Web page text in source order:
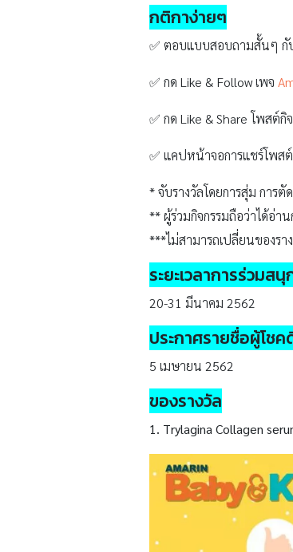
กติกาง่ายๆ
✅ ตอบแบบสอบถามสั้นๆ กั
✅ กด Like & Follow เพจ
✅ กด Like & Share โพสต์
✅ แคปหน้าจอการแชร์โพส
* จับรางวัลโดยการสุ่ม การ
** ผู้ร่วมกิจกรรมถือว่าได้อ่
***ไม่สามารถเปลี่ยนของรา
ระยะเวลาการร่วมสนุ
20-31 มีนาคม 2562
ประกาศรายชื่อผู้โชค
5 เมษายน 2562
ของรางวัล
1. Trylagina Collagen